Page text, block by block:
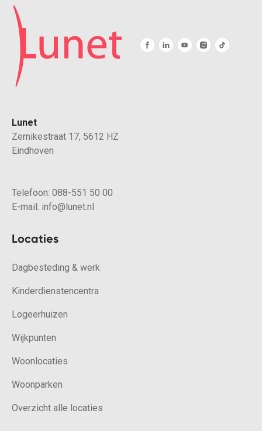
Lunet
Zernikestraat 17, 5612 HZ
Eindhoven
Telefoon: 088-551 50 00
E-mail: info@lunet.nl
Locaties
Dagbesteding & werk
Kinderdienstencentra
Logeerhuizen
Wijkpunten
Woonlocaties
Woonparken
Overzicht alle locaties